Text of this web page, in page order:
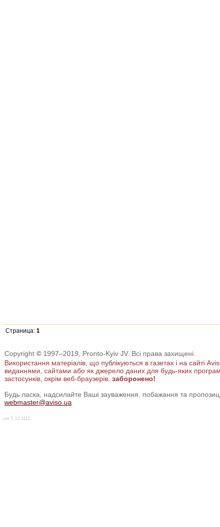
Страница: 1
Copyright © 1997–2019, Pronto-Kyiv JV. Всі права захищені.
Використання матеріалів, що публікуються в газетах і на сайті
виданнями, сайтами або як джерело даних для будь-яких
застосунків, окрім веб-браузерів, заборонено!
Будь ласка, надсилайте Ваші зауваження, побажання та
webmaster@aviso.ua
ver.5.12.1112